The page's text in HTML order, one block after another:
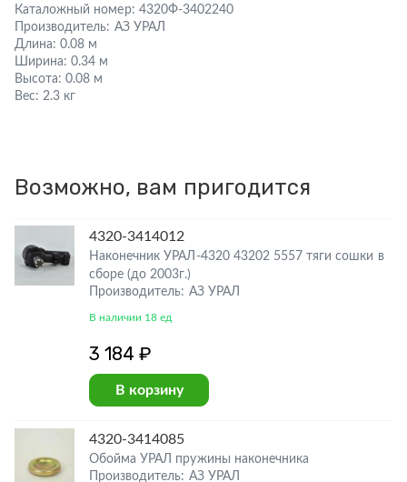
Каталожный номер: 4320Ф-3402240
Производитель: АЗ УРАЛ
Длина: 0.08 м
Ширина: 0.34 м
Высота: 0.08 м
Вес: 2.3 кг
Возможно, вам пригодится
4320-3414012
Наконечник УРАЛ-4320 43202 5557 тяги сошки в
сборе (до 2003г.)
Производитель: АЗ УРАЛ
В наличии 18 ед
3 184 ₽
В корзину
4320-3414085
Обойма УРАЛ пружины наконечника
Производитель: АЗ УРАЛ